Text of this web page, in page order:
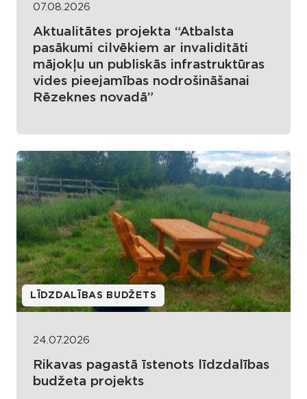
07.08.2026
Aktualitātes projekta “Atbalsta
pasākumi cilvēkiem ar invaliditāti
mājokļu un publiskās infrastruktūras
vides pieejamības nodrošināšanai
Rēzeknes novadā”
LĪDZDALĪBAS BUDŽETS
24.07.2026
Rikavas pagastā īstenots līdzdalības
budžeta projekts